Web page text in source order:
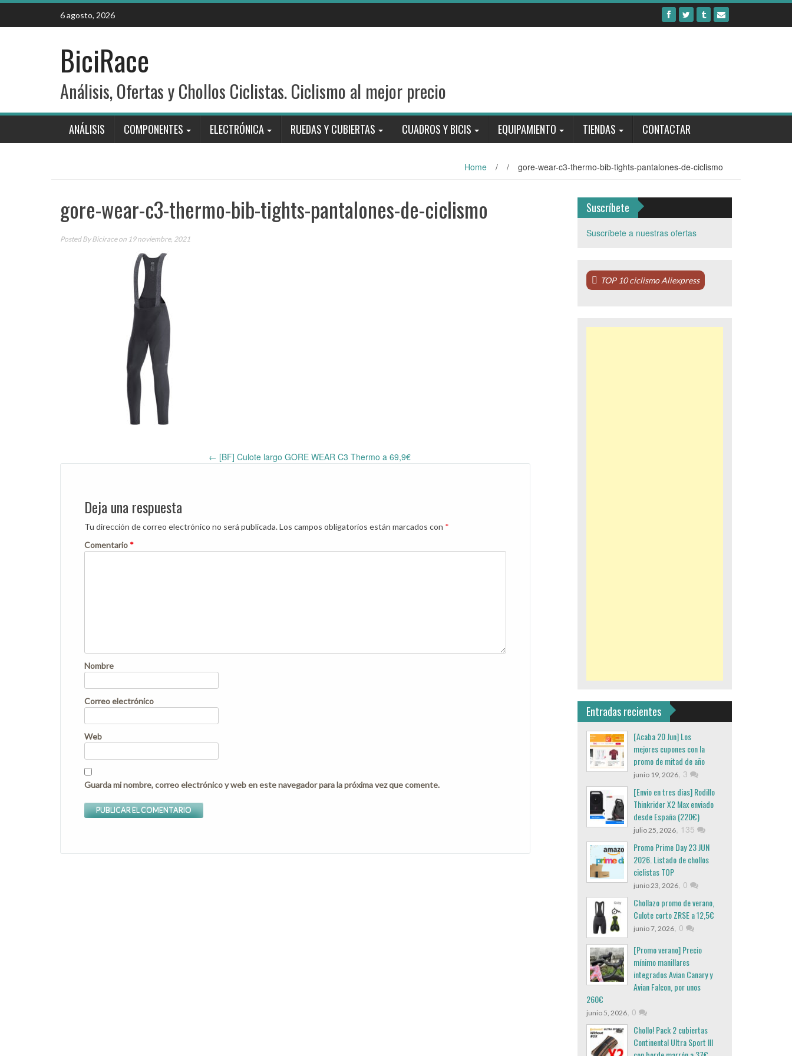
Skip
content
6 agosto, 2026
BiciRace
Análisis, Ofertas y Chollos Ciclistas. Ciclismo al mejor precio
ANÁLISIS COMPONENTES ELECTRÓNICA RUEDAS Y CUBIERTAS CUADROS Y BICIS EQUIPAMIENTO TIENDAS CONTACTAR
Home / / gore-wear-c3-thermo-bib-tights-pantalones-de-ciclismo
gore-wear-c3-thermo-bib-tights-pantalones-de-ciclismo
Posted ByBiciraceon 19 noviembre, 2021
Post
navigation
← [BF] Culote largo GORE WEAR C3 Thermo a 69,9€
Deja una respuesta
Tu dirección de correo electrónico no será publicada.Los campos obligatorios están marcados con *
Comentario *
Nombre
Correo electrónico
Web
Guarda mi nombre, correo electrónico y web en este navegador para la próxima vez que comente.
Suscríbete
Suscríbete a nuestras ofertas
TOP 10 ciclismo Aliexpress
Entradas recientes
[Acaba 20 Jun] Los
mejores cupones con la
promo de mitad de año
junio 19, 2026, 3
[Envio en tres dias] Rodillo
Thinkrider X2 Max enviado
desde España (220€)
julio 25, 2026, 135
Promo Prime Day 23 JUN
2026. Listado de chollos
ciclistas TOP
junio 23, 2026, 0
Chollazo promo de verano,
Culote corto ZRSE a 12,5€
junio 7, 2026, 0
[Promo verano] Precio
mínimo manillares
integrados Avian Canary y
Avian Falcon, por unos
260€
junio 5, 2026, 0
Chollo! Pack 2 cubiertas
Continental Ultra Sport III